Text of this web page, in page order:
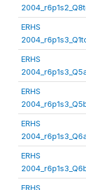
ERHS
ERHS
ERHS
ERHS
ERHS
ERHS